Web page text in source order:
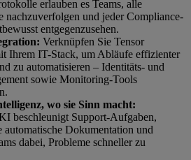
erlauben es Teams, alle
nachzuverfolgen und jeder Compliance-
entgegenzusehen.
Verknüpfen Sie Tensor
Ihrem IT-Stack, um Abläufe effizienter
zu automatisieren – Identitäts- und
sowie Monitoring-Tools
wo sie Sinn macht:
beschleunigt Support-Aufgaben,
automatische Dokumentation und
dabei, Probleme schneller zu